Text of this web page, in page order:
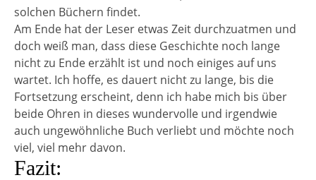
solchen Büchern findet.
Am Ende hat der Leser etwas Zeit durchzuatmen und
doch weiß man, dass diese Geschichte noch lange
nicht zu Ende erzählt ist und noch einiges auf uns
wartet. Ich hoffe, es dauert nicht zu lange, bis die
Fortsetzung erscheint, denn ich habe mich bis über
beide Ohren in dieses wundervolle und irgendwie
auch ungewöhnliche Buch verliebt und möchte noch
viel, viel mehr davon.
Fazit: